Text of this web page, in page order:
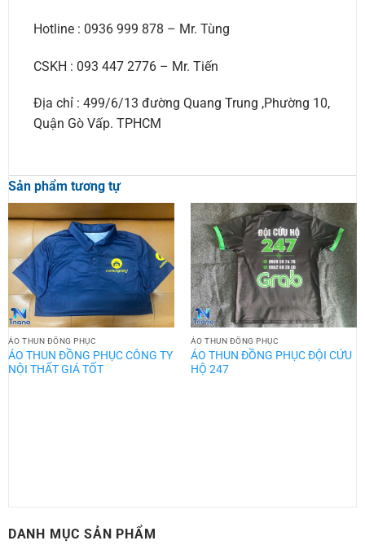
Hotline : 0936 999 878 – Mr. Tùng
CSKH : 093 447 2776 – Mr. Tiến
Địa chỉ : 499/6/13 đường Quang Trung ,Phường 10,
Quận Gò Vấp. TPHCM
Sản phẩm tương tự
ÁO THUN ĐỒNG PHỤC
ÁO THUN ĐỒNG PHỤC CÔNG TY
NỘI THẤT GIÁ TỐT
ÁO THUN ĐỒNG PHỤC
ÁO THUN ĐỒNG PHỤC ĐỘI CỨU
HỘ 247
DANH MỤC SẢN PHẨM